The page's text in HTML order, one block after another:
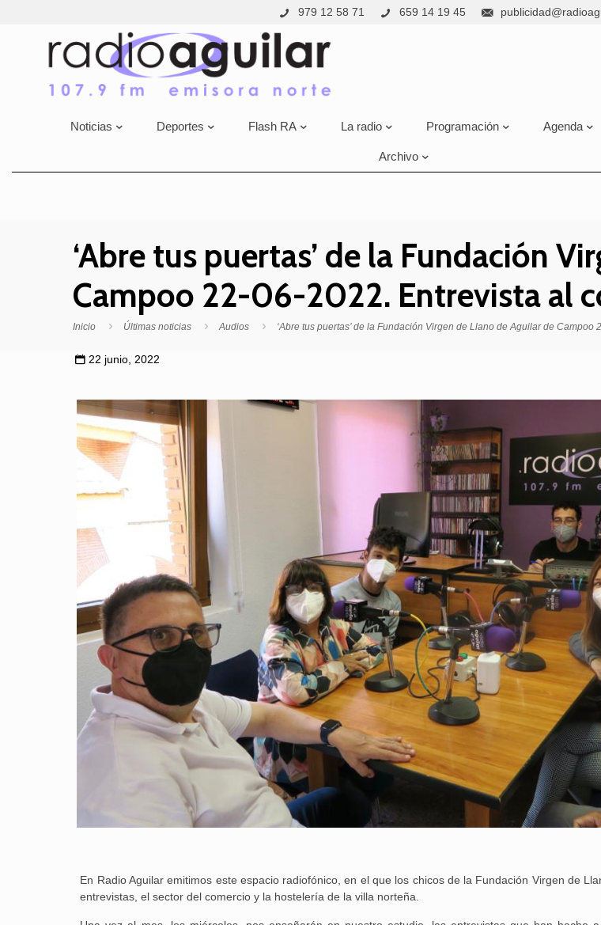
979 12 58 71 659 14 19 45
Noticias Deportes Flash RA La radio Programación Agenda
Archivo
‘Abre tus puertas’ de la Fundación
Campoo 22-06-2022. Entrevista al
Inicio Últimas noticias Audios ‘Abre tus puertas’ de la Fundación Virgen de Llano de Aguilar de
22 junio, 2022
En Radio Aguilar emitimos este espacio radiofónico, en el que los chicos de la Fundación Virgen de
entrevistas, el sector del comercio y la hostelería de la villa norteña.